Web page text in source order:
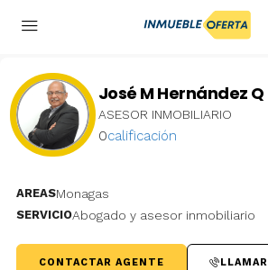
José M Hernández Q
ASESOR INMOBILIARIO
0calificación
AREASMonagas
SERVICIOAbogado y asesor inmobiliario
CONTACTAR AGENTE LLAMAR